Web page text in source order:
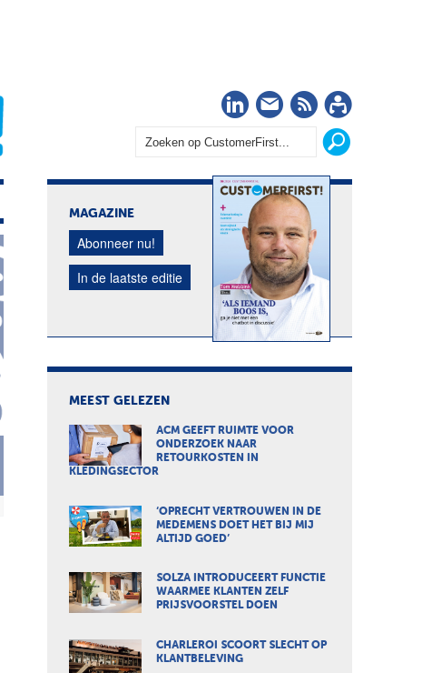
LinkedIn
Nieuwsbrief
RSS
MAGAZINE
Abonneer nu!
In de laatste editie
MEEST GELEZEN
ACM GEEFT RUIMTE VOOR
ONDERZOEK NAAR
RETOURKOSTEN IN
KLEDINGSECTOR
‘OPRECHT VERTROUWEN IN DE
MEDEMENS DOET HET BIJ MIJ
ALTIJD GOED’
SOLZA INTRODUCEERT FUNCTIE
WAARMEE KLANTEN ZELF
PRIJSVOORSTEL DOEN
CHARLEROI SCOORT SLECHT OP
KLANTBELEVING